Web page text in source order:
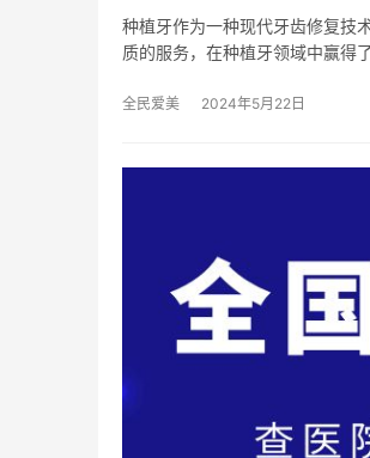
种植牙作为一种现代牙齿修复技
质的服务，在种植牙领域中赢得
全民爱美 2024年5月22日